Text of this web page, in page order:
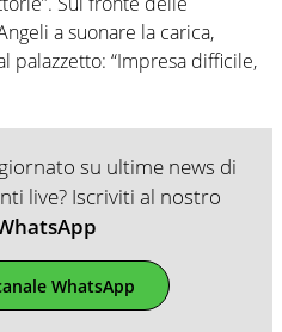
a suonare la carica,
palazzetto: “Impresa difficile,
su ultime news di
live? Iscriviti al nostro
WhatsApp